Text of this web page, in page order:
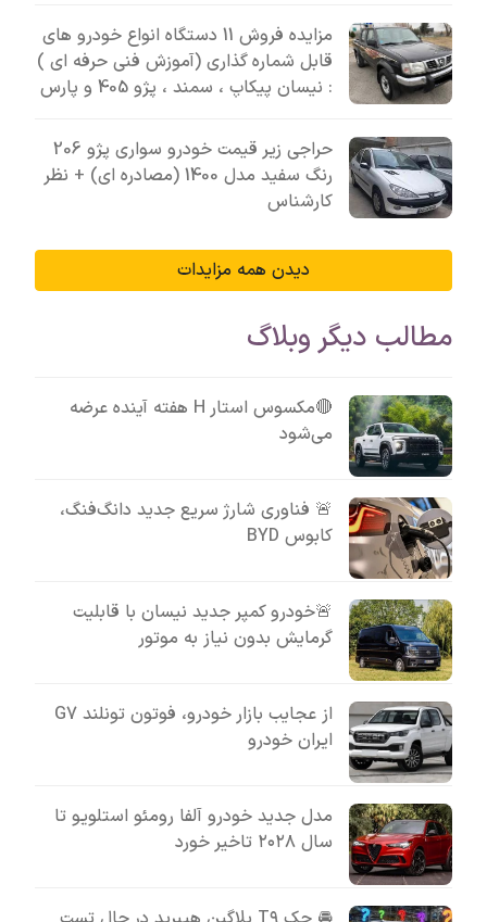
مزایده فروش 11 دستگاه انواع خودرو های
قابل شماره گذاری (آموزش فنی حرفه ای )
: نیسان پیکاپ ، سمند ، پژو 405 و پارس
حراجی زیر قیمت خودرو سواری پژو 206
رنگ سفید مدل 1400 (مصادره ای) + نظر
کارشناس
دیدن همه مزایدات
مطالب دیگر وبلاگ
🔴مکسوس استار H هفته آینده عرضه
می‌شود
🚨 فناوری شارژ سریع جدید دانگ‌فنگ،
کابوس BYD
🚨خودرو کمپر جدید نیسان با قابلیت
گرمایش بدون نیاز به موتور
از عجایب بازار خودرو، فوتون تونلند G7
ایران خودرو
مدل جدید خودرو آلفا رومئو استلویو تا
سال ۲۰۲۸ تاخیر خورد